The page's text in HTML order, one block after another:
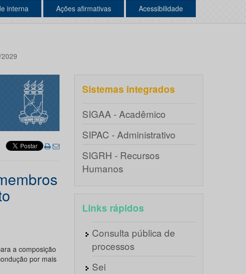
interna Ações afirmativas Acessibilidade
a composição
por mais
Sistemas integrados
SIGAA - Acadêmico
SIPAC - Administrativo
SIGRH - Recursos
Humanos
Links rápidos
Consulta pública de
processos
Sei